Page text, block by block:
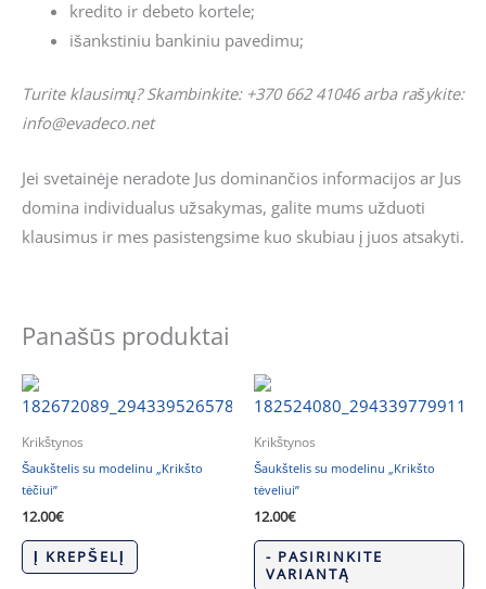
kredito ir debeto kortele;
išankstiniu bankiniu pavedimu;
Turite klausimų? Skambinkite: +370 662 41046 arba rašykite:
info@evadeco.net
Jei svetainėje neradote Jus dominančios informacijos ar Jus
domina individualus užsakymas, galite mums užduoti
klausimus ir mes pasistengsime kuo skubiau į juos atsakyti.
Panašūs produktai
Krikštynos
Šaukštelis su modelinu „Krikšto
tėčiui”
12.00€
Į KREPŠELĮ
Krikštynos
Šaukštelis su modelinu „Krikšto
tėveliui”
12.00€
- PASIRINKITE
VARIANTĄ